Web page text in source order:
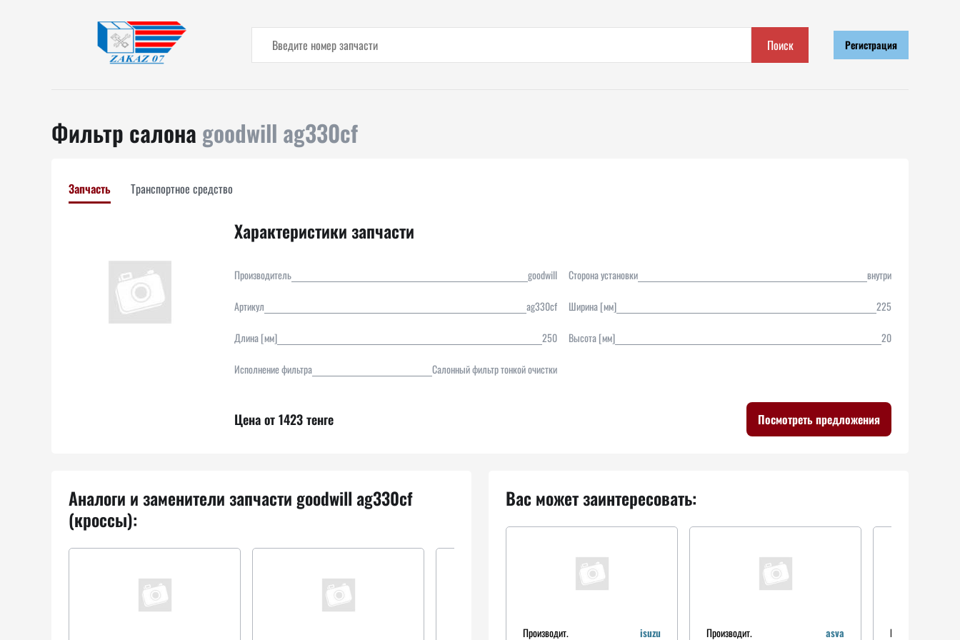
Поиск Регистрация
Фильтр салона goodwill ag330cf
Запчасть Транспортное средство
Характеристики запчасти
Производитель goodwill
Артикул ag330cf
Длина [мм] 250
Исполнение фильтра Салонный фильтр тонкой очистки
Сторона установки внутри
Ширина [мм] 225
Высота [мм] 20
Цена от 1423 тенге Посмотреть предложения
Аналоги и заменители запчасти goodwill ag330cf
(кроссы):
Вас может заинтересовать:
Производит.
isuzu
Производит.
asva
Производит.